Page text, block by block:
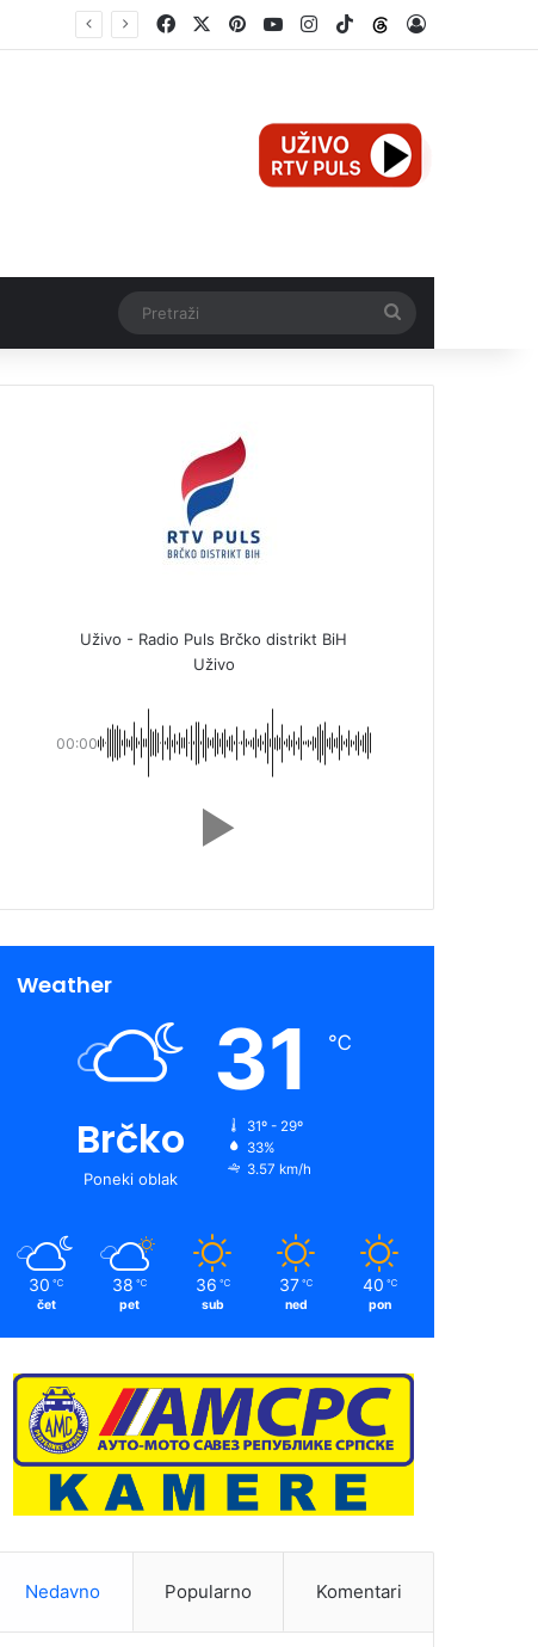
FacebookPinterestYouTubeInstagram
TikTokThreads
Uživo - Radio Puls Brčko distrikt BiH
Uživo
00:00
Weather
Brčko
Poneki oblak
31 ℃
31º - 29º
33%
3.57 km/h
30 ℃
čet
38 ℃
pet
36 ℃
sub
37 ℃
ned
40 ℃
pon
Nedavno Popularno Komentari